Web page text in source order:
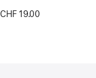
CHF 19.00